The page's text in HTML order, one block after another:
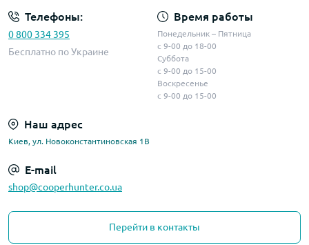
Телефоны:
0 800 334 395
Бесплатно по Украине
Время работы
Понедельник – Пятница
с 9-00 до 18-00
Суббота
с 9-00 до 15-00
Воскресенье
с 9-00 до 15-00
Наш адрес
Киев, ул. Новоконстантиновская 1В
E-mail
shop@cooperhunter.co.ua
Перейти в контакты